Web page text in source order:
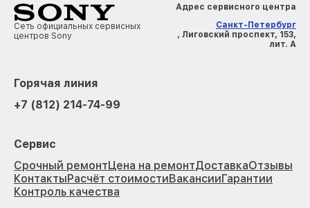
Сеть официальных сервисных
центров Sony
Адрес сервисного центра
Санкт-Петербург
, Лиговский проспект, 153,
лит. А
Горячая линия
+7 (812) 214-74-99
Сервис
Срочный ремонтЦена на ремонтДоставкаОтзывы
КонтактыРасчёт стоимостиВакансииГарантии
Контроль качества